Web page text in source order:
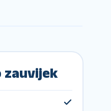
zauvijek